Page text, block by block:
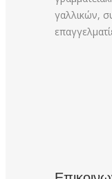
γαλλικών,